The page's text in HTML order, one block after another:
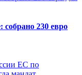
230 евро